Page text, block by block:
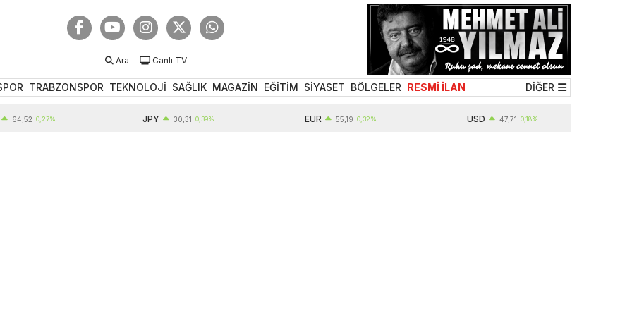
Ara Canlı TV
TRABZONSPOR TEKNOLOJİ SAĞLIK MAGAZİN EĞİTİM SİYASET BÖLGELER RESMİ İLAN DİĞER
0,27% 30,31 0,39% 55,19 0,32% 47,71 0,18%